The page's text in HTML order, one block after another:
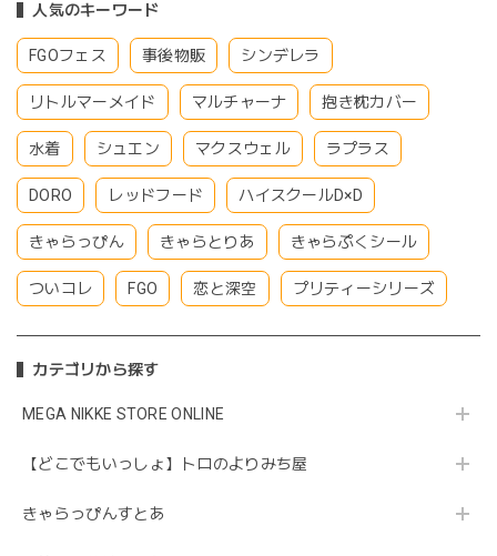
人気のキーワード
FGOフェス 事後物販 シンデレラ
リトルマーメイド マルチャーナ 抱き枕カバー
水着 シュエン マクスウェル ラプラス
DORO レッドフード ハイスクールD×D
きゃらっぴん きゃらとりあ きゃらぷくシール
ついコレ FGO 恋と深空 プリティーシリーズ
カテゴリから探す
MEGA NIKKE STORE ONLINE
【どこでもいっしょ】トロのよりみち屋
きゃらっぴんすとあ